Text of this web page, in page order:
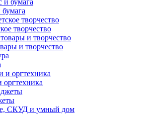
творчество
и творчество